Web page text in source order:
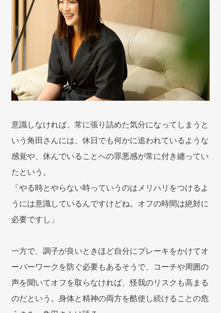
意識しなければ、常に張り詰めた気分になってしまうと
いう角田さんには、休日でも何かに追われているような
感覚や、休んでいることへの罪悪感が常に付き纏ってい
たという。
「やる時とやらない時っていうのはメリハリをつけるよ
うには意識しているんですけどね。オフの時間は絶対に
必要ですし」
一方で、調子が良いときほど自分にブレーキをかけてオ
ーバーワークを防ぐ必要もあるそうで、コーチや周囲の
声を聞いてオフを取らなければ、怪我のリスクも高まる
のだという。身体と精神の両方を酷使し続けることの危